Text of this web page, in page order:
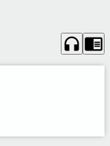
headphones chrome_reader_mode